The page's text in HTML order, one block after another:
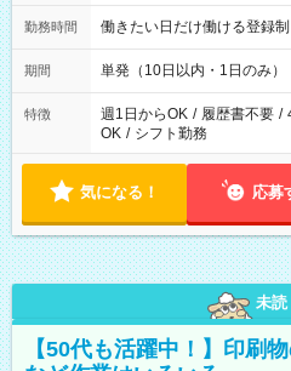
勤務時間 働きたい日だけ働ける登録制
期間 単発（10日以内・1日のみ）
特徴 週1日からOK / 履歴書不要 /
OK / シフト勤務
気になる！ 応募
未読
【50代も活躍中！】印刷